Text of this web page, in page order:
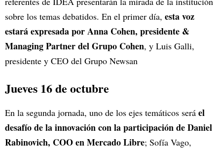
sobre los temas debatidos. En el primer día, esta voz
estará expresada por Anna Cohen, presidente &
Managing Partner del Grupo Cohen, y Luis Galli,
presidente y CEO del Grupo Newsan
Jueves 16 de octubre
En la segunda jornada, uno de los ejes temáticos será el
desafío de la innovación con la participación de Daniel
Rabinovich, COO en Mercado Libre; Sofía Vago,